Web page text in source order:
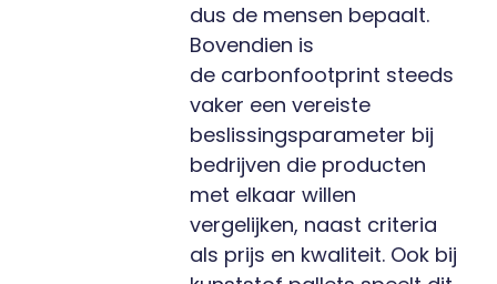
dus de mensen bepaalt.
Bovendien is
de carbonfootprint steeds
vaker een vereiste
beslissingsparameter bij
bedrijven die producten
met elkaar willen
vergelijken, naast criteria
als prijs en kwaliteit. Ook bij